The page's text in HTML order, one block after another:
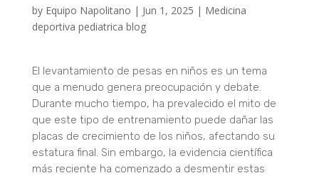
by Equipo Napolitano | Jun 1, 2025 | Medicina
deportiva pediatrica blog
El levantamiento de pesas en niños es un tema
que a menudo genera preocupación y debate.
Durante mucho tiempo, ha prevalecido el mito de
que este tipo de entrenamiento puede dañar las
placas de crecimiento de los niños, afectando su
estatura final. Sin embargo, la evidencia científica
más reciente ha comenzado a desmentir estas